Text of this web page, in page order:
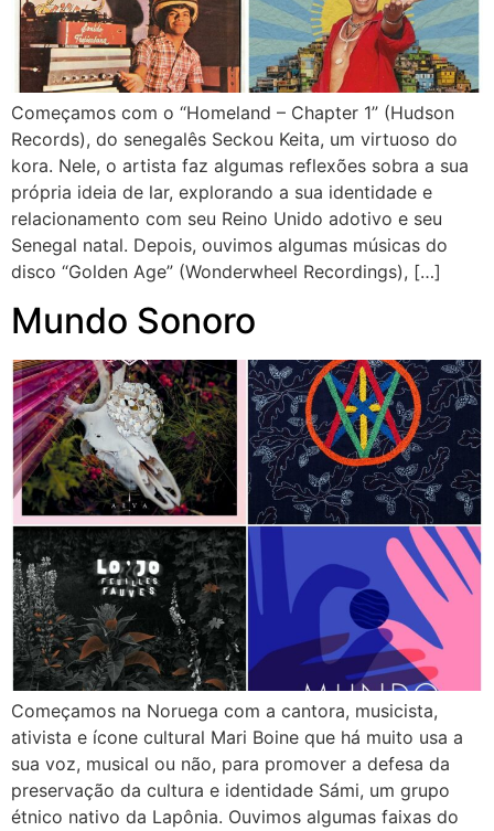
Começamos com o “Homeland – Chapter 1” (Hudson
Records), do senegalês Seckou Keita, um virtuoso do
kora. Nele, o artista faz algumas reflexões sobra a sua
própria ideia de lar, explorando a sua identidade e
relacionamento com seu Reino Unido adotivo e seu
Senegal natal. Depois, ouvimos algumas músicas do
disco “Golden Age” (Wonderwheel Recordings), […]
Mundo Sonoro
Começamos na Noruega com a cantora, musicista,
ativista e ícone cultural Mari Boine que há muito usa a
sua voz, musical ou não, para promover a defesa da
preservação da cultura e identidade Sámi, um grupo
étnico nativo da Lapônia. Ouvimos algumas faixas do